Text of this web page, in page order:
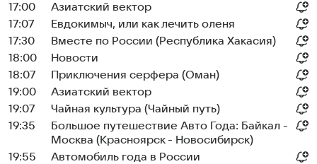
17:00
Азиатский вектор
17:07
Евдокимыч, или как лечить оленя
17:30
Вместе по России (Республика Хакасия)
18:00
Новости
18:07
Приключения серфера (Оман)
19:00
Азиатский вектор
19:07
Чайная культура (Чайный путь)
19:35
Большое путешествие Авто Года: Байкал -
Москва (Красноярск - Новосибирск)
19:55
Автомобиль года в России